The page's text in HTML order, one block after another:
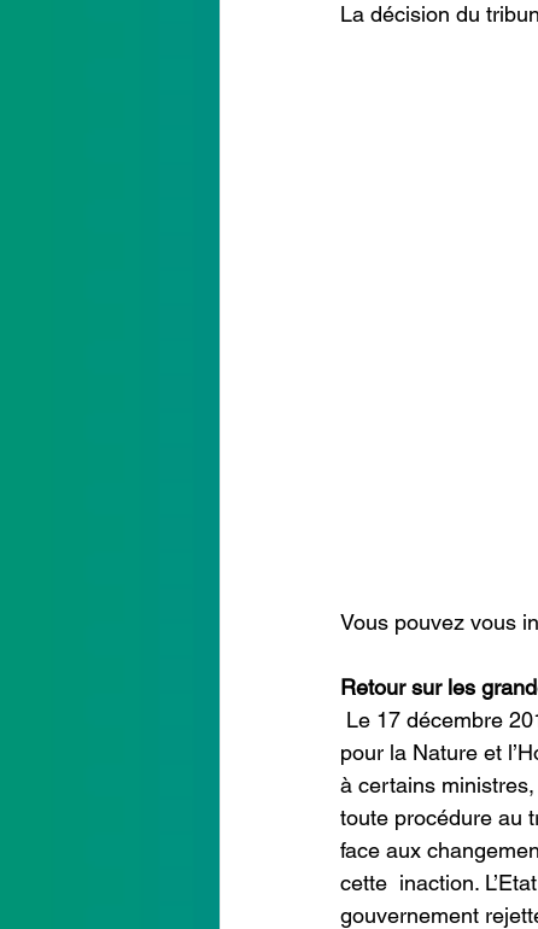
La décision du
Vous pouvez vous
Retour sur les
pour la Nature et
à certains
toute procédure au
face aux
cette  inaction.
gouvernement